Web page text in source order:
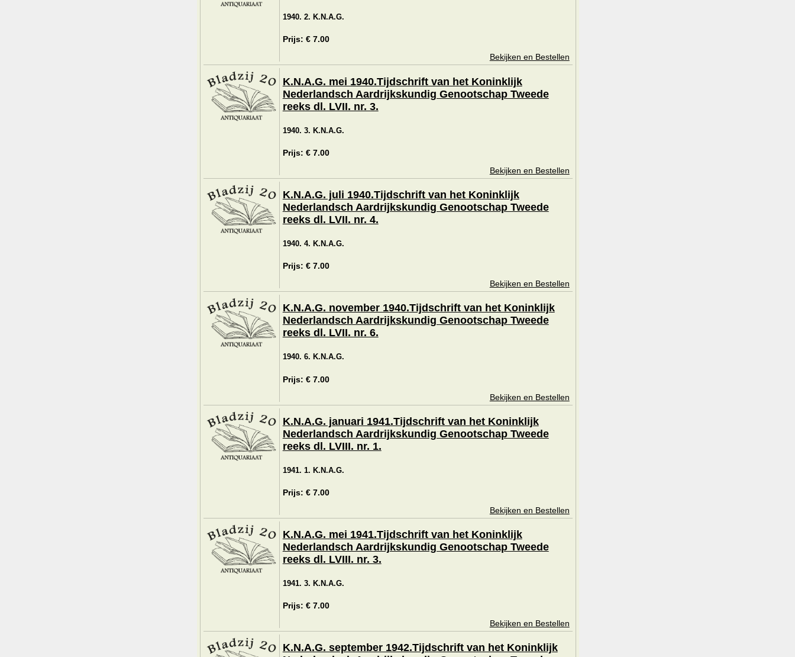
1940. 2. K.N.A.G.
Prijs: € 7.00
Bekijken en Bestellen
K.N.A.G. mei 1940.Tijdschrift van het Koninklijk
Nederlandsch Aardrijkskundig Genootschap Tweede
reeks dl. LVII. nr. 3.
1940. 3. K.N.A.G.
Prijs: € 7.00
Bekijken en Bestellen
K.N.A.G. juli 1940.Tijdschrift van het Koninklijk
Nederlandsch Aardrijkskundig Genootschap Tweede
reeks dl. LVII. nr. 4.
1940. 4. K.N.A.G.
Prijs: € 7.00
Bekijken en Bestellen
K.N.A.G. november 1940.Tijdschrift van het Koninklijk
Nederlandsch Aardrijkskundig Genootschap Tweede
reeks dl. LVII. nr. 6.
1940. 6. K.N.A.G.
Prijs: € 7.00
Bekijken en Bestellen
K.N.A.G. januari 1941.Tijdschrift van het Koninklijk
Nederlandsch Aardrijkskundig Genootschap Tweede
reeks dl. LVIII. nr. 1.
1941. 1. K.N.A.G.
Prijs: € 7.00
Bekijken en Bestellen
K.N.A.G. mei 1941.Tijdschrift van het Koninklijk
Nederlandsch Aardrijkskundig Genootschap Tweede
reeks dl. LVIII. nr. 3.
1941. 3. K.N.A.G.
Prijs: € 7.00
Bekijken en Bestellen
K.N.A.G. september 1942.Tijdschrift van het Koninklijk